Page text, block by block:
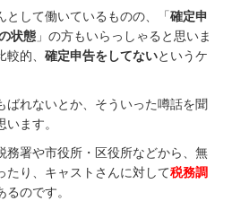
として働いているものの、「確定申
状態 」の方もいらっしゃると思いま
的、 確定申告をしてないというケ
ばれないとか、そういった噂話を聞
ます。
務署や市役所・区役所などから、無
たり、キャストさんに対して税務調
のです。